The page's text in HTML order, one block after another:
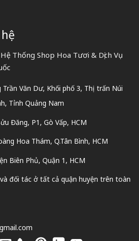
Thống Shop Hoa Tươi & Dịch Vụ
Văn Dư, Khối phố 3, Thị trấn Núi
Tỉnh Quảng Nam
Đăng, P1, Gò Vấp, HCM
Hoa Thám, Q.Tân Bình, HCM
Biên Phủ, Quận 1, HCM
đối tác ở tất cả quận huyện trên toàn